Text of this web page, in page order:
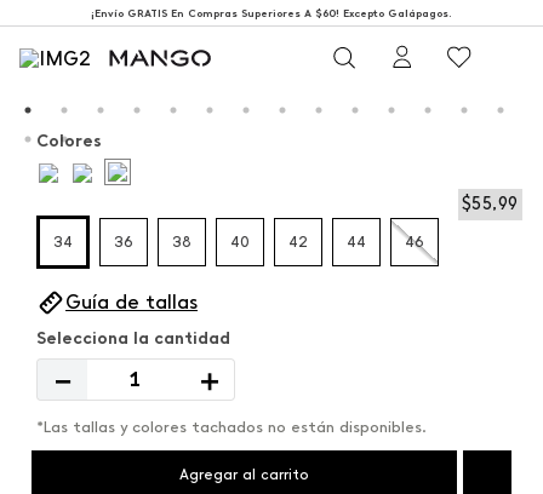
¡Envío GRATIS En Compras Superiores A $60! Excepto Galápagos.
$55,99
Colores
34 36 38 40 42 44 46
Guía de tallas
＋
－
*Las tallas y colores tachados no están disponibles.
Agregar al carrito